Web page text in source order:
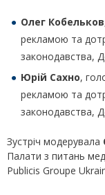
Олег Кобельков
рекламою та
законодавства,
Юрій Сахно,
рекламою та
законодавства,
Зустріч модерувала
Палати з питань
Publicis Groupe